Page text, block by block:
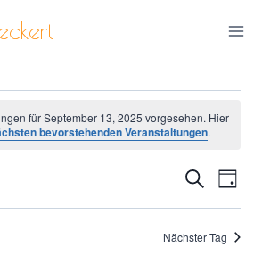
für September 13, 2025 vorgesehen. Hier
bevorstehenden Veranstaltungen.
SucheTag
Nächster Tag